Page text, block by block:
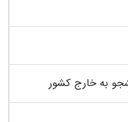
به خارج کشور